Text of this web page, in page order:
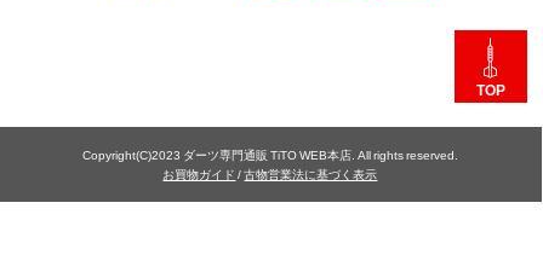
TOP
Copyright(C)2023 ダーツ専門通販 TiTO WEB本店. All rights reserved.
お買物ガイド /古物営業法に基づく表示